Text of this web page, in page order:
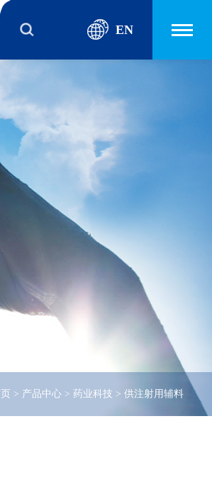
EN
> 产品中心> 药业科技 > 供注射用辅料